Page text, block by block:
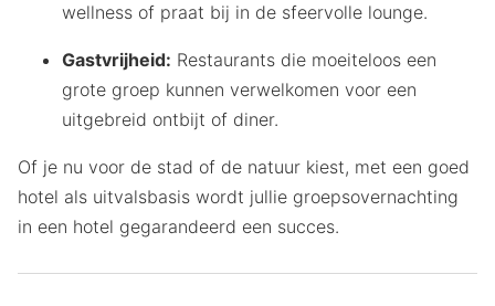
wellness of praat bij in de sfeervolle lounge.
Gastvrijheid: Restaurants die moeiteloos een
grote groep kunnen verwelkomen voor een
uitgebreid ontbijt of diner.
Of je nu voor de stad of de natuur kiest, met een goed
hotel als uitvalsbasis wordt jullie groepsovernachting
in een hotel gegarandeerd een succes.